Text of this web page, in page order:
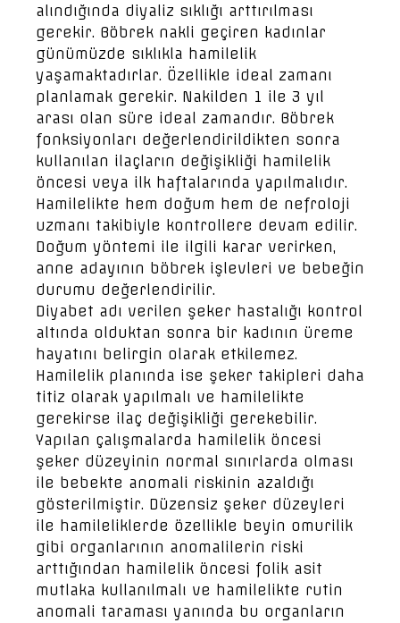
alındığında diyaliz sıklığı arttırılması
gerekir. Böbrek nakli geçiren kadınlar
günümüzde sıklıkla hamilelik
yaşamaktadırlar. Özellikle ideal zamanı
planlamak gerekir. Nakilden 1 ile 3 yıl
arası olan süre ideal zamandır. Böbrek
fonksiyonları değerlendirildikten sonra
kullanılan ilaçların değişikliği hamilelik
öncesi veya ilk haftalarında yapılmalıdır.
Hamilelikte hem doğum hem de nefroloji
uzmanı takibiyle kontrollere devam edilir.
Doğum yöntemi ile ilgili karar verirken,
anne adayının böbrek işlevleri ve bebeğin
durumu değerlendirilir.
Diyabet adı verilen şeker hastalığı kontrol
altında olduktan sonra bir kadının üreme
hayatını belirgin olarak etkilemez.
Hamilelik planında ise şeker takipleri daha
titiz olarak yapılmalı ve hamilelikte
gerekirse ilaç değişikliği gerekebilir.
Yapılan çalışmalarda hamilelik öncesi
şeker düzeyinin normal sınırlarda olması
ile bebekte anomali riskinin azaldığı
gösterilmiştir. Düzensiz şeker düzeyleri
ile hamileliklerde özellikle beyin omurilik
gibi organlarının anomalilerin riski
arttığından hamilelik öncesi folik asit
mutlaka kullanılmalı ve hamilelikte rutin
anomali taraması yanında bu organların